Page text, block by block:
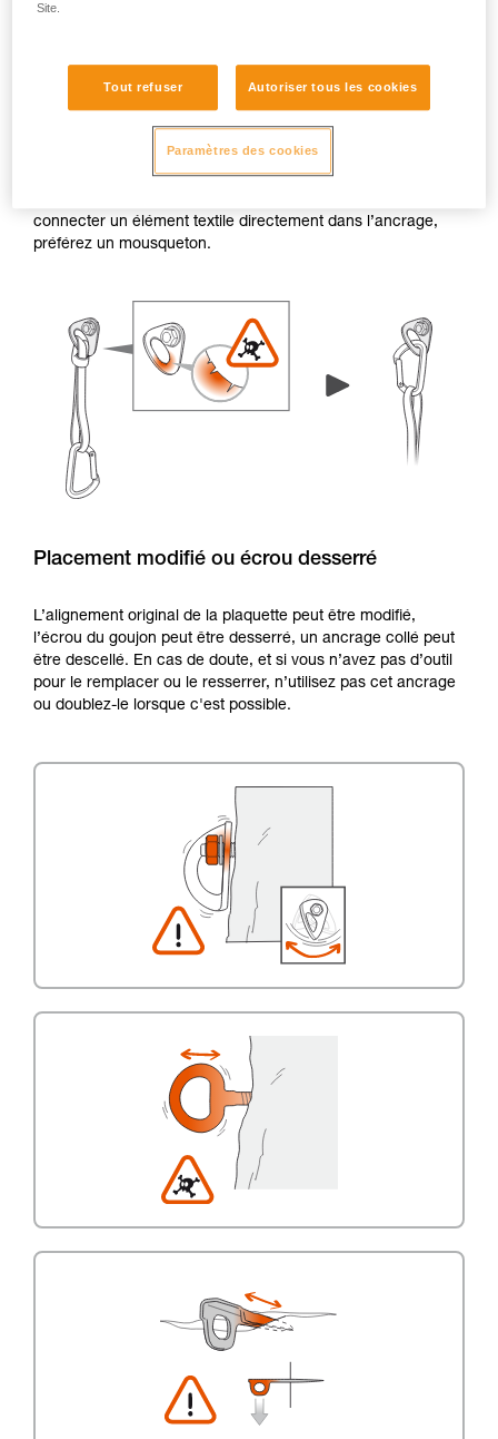
Lorsque le rebord d’une plaquette ou d’un piton présente
des bavures ou des arêtes vives, les trous de connexion
peuvent endommager les éléments textiles (comme une
connecter un élément textile directement dans l’ancrage,
préférez un mousqueton.
Placement modifié ou écrou desserré
L’alignement original de la plaquette peut être modifié,
l’écrou du goujon peut être desserré, un ancrage collé peut
être descellé. En cas de doute, et si vous n’avez pas d’outil
pour le remplacer ou le resserrer, n’utilisez pas cet ancrage
ou doublez-le lorsque c'est possible.
Site.
Tout refuser Autoriser tous les cookies
Paramètres des cookies